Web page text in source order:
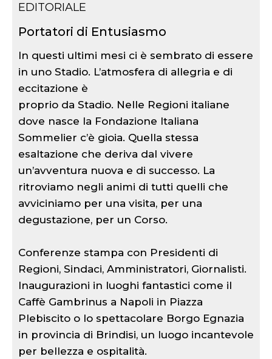
EDITORIALE
Portatori di Entusiasmo
In questi ultimi mesi ci è sembrato di essere
in uno Stadio. L’atmosfera di allegria e di
eccitazione è
proprio da Stadio. Nelle Regioni italiane
dove nasce la Fondazione Italiana
Sommelier c’è gioia. Quella stessa
esaltazione che deriva dal vivere
un’avventura nuova e di successo. La
ritroviamo negli animi di tutti quelli che
avviciniamo per una visita, per una
degustazione, per un Corso.
Conferenze stampa con Presidenti di
Regioni, Sindaci, Amministratori, Giornalisti.
Inaugurazioni in luoghi fantastici come il
Caffè Gambrinus a Napoli in Piazza
Plebiscito o lo spettacolare Borgo Egnazia
in provincia di Brindisi, un luogo incantevole
per bellezza e ospitalità.